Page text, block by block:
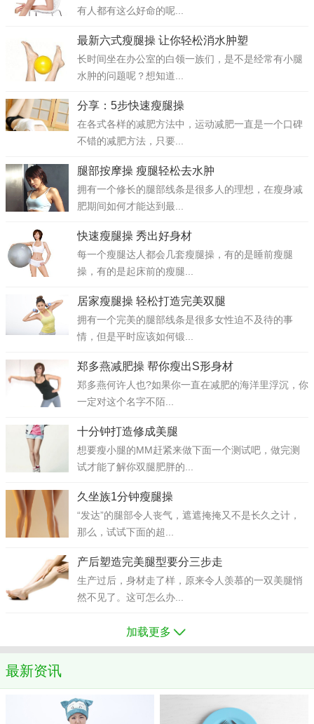
有人都有这么好命的呢...
最新六式瘦腿操 让你轻松消水肿塑
长时间坐在办公室的白领一族们，是不是经常有小腿
水肿的问题呢？想知道...
分享：5步快速瘦腿操
在各式各样的减肥方法中，运动减肥一直是一个口碑
不错的减肥方法，只要...
腿部按摩操 瘦腿轻松去水肿
拥有一个修长的腿部线条是很多人的理想，在瘦身减
肥期间如何才能达到最...
快速瘦腿操 秀出好身材
每一个瘦腿达人都会几套瘦腿操，有的是睡前瘦腿
操，有的是起床前的瘦腿...
居家瘦腿操 轻松打造完美双腿
拥有一个完美的腿部线条是很多女性迫不及待的事
情，但是平时应该如何锻...
郑多燕减肥操 帮你瘦出S形身材
郑多燕何许人也?如果你一直在减肥的海洋里浮沉，你
一定对这个名字不陌...
十分钟打造修成美腿
想要瘦小腿的MM赶紧来做下面一个测试吧，做完测
试才能了解你双腿肥胖的...
久坐族1分钟瘦腿操
“发达”的腿部令人丧气，遮遮掩掩又不是长久之计，
那么，试试下面的超...
产后塑造完美腿型要分三步走
生产过后，身材走了样，原来令人羡慕的一双美腿悄
然不见了。这可怎么办...
加载更多
最新资讯